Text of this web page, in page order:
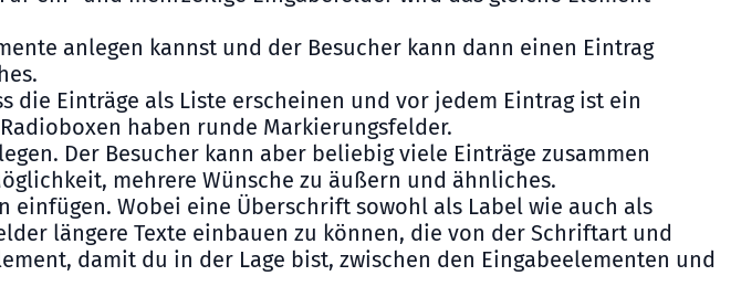
anlegen kannst und der Besucher kann dann einen Eintrag
die Einträge als Liste erscheinen und vor jedem Eintrag ist ein
haben runde Markierungsfelder.
Der Besucher kann aber beliebig viele Einträge zusammen
mehrere Wünsche zu äußern und ähnliches.
Wobei eine Überschrift sowohl als Label wie auch als
längere Texte einbauen zu können, die von der Schriftart und
damit du in der Lage bist, zwischen den Eingabeelementen und